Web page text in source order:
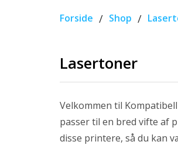
Forside / Shop /
Lasertoner
Velkommen til
passer til en bred vifte af
disse printere, så du kan